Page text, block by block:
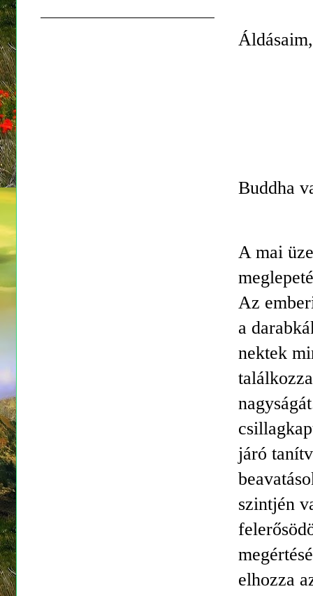
Buddha
A mai
Az
a
nektek
járó
szintjén
elhozza